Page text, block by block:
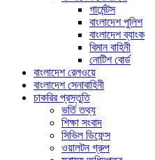
গার্মেন্টস
বাংলাদেশ পুলিশ
বাংলাদেশ ব্যাংক
বিমান বাহিনী
নোটিশ বোর্ড
বাংলাদেশ রেলওয়ে
বাংলাদেশ সেনাবাহিনী
চাকরির প্রস্তুতি
ভর্তি তথ্য
শিক্ষা সংবাদ
সিভিল ডিফেন্স
ওয়ালটন গ্রুপ